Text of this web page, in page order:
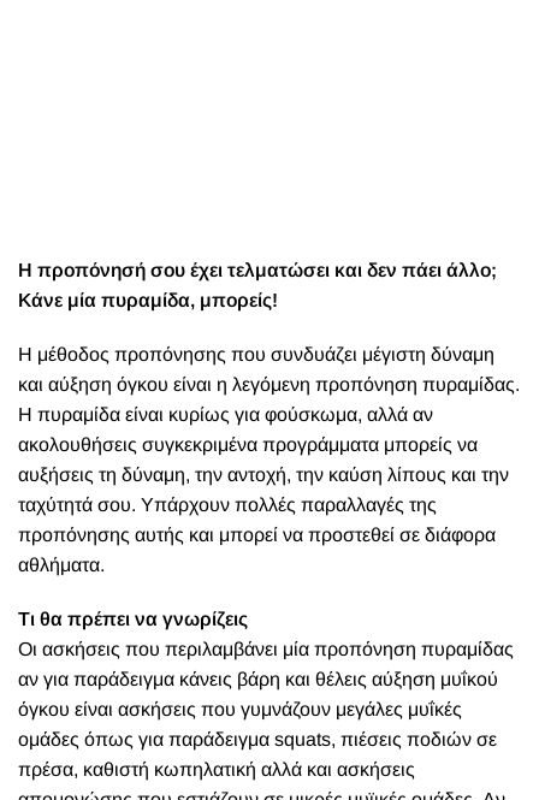
Η προπόνησή σου έχει τελματώσει και δεν πάει άλλο;
Κάνε μία πυραμίδα, μπορείς!
Η μέθοδος προπόνησης που συνδυάζει μέγιστη δύναμη
και αύξηση όγκου είναι η λεγόμενη προπόνηση πυραμίδας.
Η πυραμίδα είναι κυρίως για φούσκωμα, αλλά αν
ακολουθήσεις συγκεκριμένα προγράμματα μπορείς να
αυξήσεις τη δύναμη, την αντοχή, την καύση λίπους και την
ταχύτητά σου. Υπάρχουν πολλές παραλλαγές της
προπόνησης αυτής και μπορεί να προστεθεί σε διάφορα
αθλήματα.
Τι θα πρέπει να γνωρίζεις
Οι ασκήσεις που περιλαμβάνει μία προπόνηση πυραμίδας
αν για παράδειγμα κάνεις βάρη και θέλεις αύξηση μυΐκού
όγκου είναι ασκήσεις που γυμνάζουν μεγάλες μυΐκές
ομάδες όπως για παράδειγμα squats, πιέσεις ποδιών σε
πρέσα, καθιστή κωπηλατική αλλά και ασκήσεις